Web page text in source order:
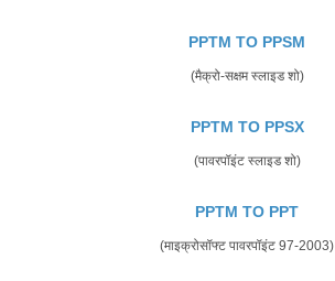
PPTM TO PPSM
(मैक्रो-सक्षम स्लाइड शो)
PPTM TO PPSX
(पावरपॉइंट स्लाइड शो)
PPTM TO PPT
(माइक्रोसॉफ्ट पावरपॉइंट 97-2003)